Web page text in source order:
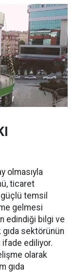
olmasıyla
ticaret
güçlü temsil
gelmesi
edindiği bilgi ve
gıda sektörünün
ifade ediliyor.
olarak
gıda